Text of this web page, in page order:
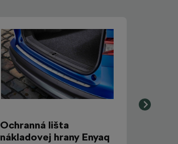
Ochranná lišta
nákladovej hrany Enyaq